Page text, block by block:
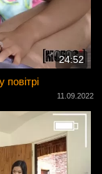
24:52
11.09.2022